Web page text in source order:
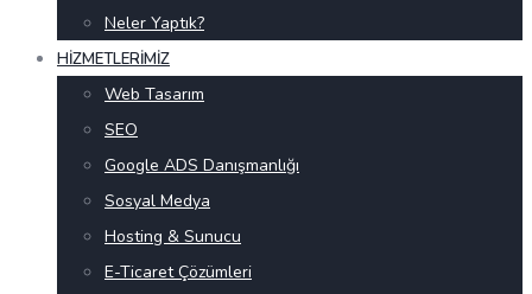
Neler Yaptık?
HIZMETLERIMIZ
Web Tasarım
SEO
Google ADS Danışmanlığı
Sosyal Medya
Hosting & Sunucu
E-Ticaret Çözümleri